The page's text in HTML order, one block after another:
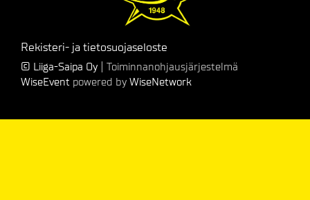
Rekisteri- ja tietosuojaseloste
© Liiga-Saipa Oy | Toiminnanohjausjärjestelmä
WiseEvent powered by WiseNetwork